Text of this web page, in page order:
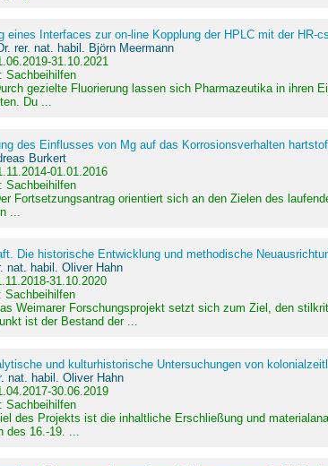
eines Interfaces zur on-line Kopplung der HPLC mit der HR-
rer. nat. habil. Björn Meermann
31.10.2021
Sachbeihilfen
gezielte Fluorierung lassen sich Pharmazeutika in ihren
Du ...
des Einflusses von Mg auf das Korrosionsverhalten
Burkert
01.01.2016
Sachbeihilfen
Fortsetzungsantrag orientiert sich an den Zielen des
...
Die historische Entwicklung und methodische
nat. habil. Oliver Hahn
31.10.2020
Sachbeihilfen
Weimarer Forschungsprojekt setzt sich zum Ziel, den
ist der Bestand der ...
und kulturhistorische Untersuchungen von
nat. habil. Oliver Hahn
30.06.2019
Sachbeihilfen
des Projekts ist die inhaltliche Erschließung und
des 16.-19. ...